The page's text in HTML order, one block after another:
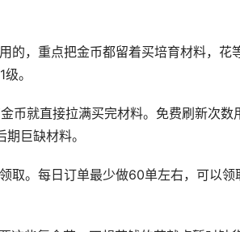
的，重点把金币都留着买培育材料，花
。
币就直接拉满买完材料。免费刷新次数
巨缺材料。
取。每日订单最少做60单左右，可以领